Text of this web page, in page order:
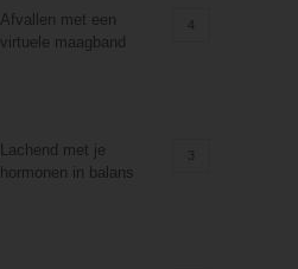
Afvallen met een
virtuele maagband
4
Lachend met je
hormonen in balans
3